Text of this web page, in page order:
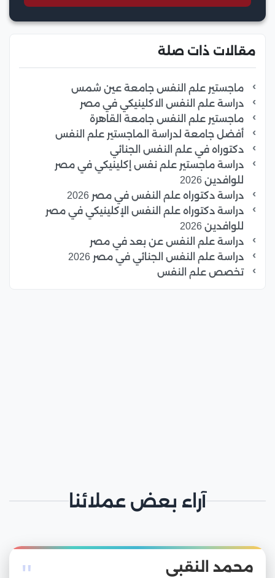
مقالات ذات صلة
ماجستير علم النفس جامعة عين شمس
دراسة علم النفس الاكلينيكي في مصر
ماجستير علم النفس جامعة القاهرة
أفضل جامعة لدراسة الماجستير علم النفس
دكتوراه في علم النفس الجنائي
دراسة ماجستير علم نفس إكلينيكي في مصر
للوافدين 2026
دراسة دكتوراه علم النفس في مصر 2026
دراسة دكتوراه علم النفس الإكلينيكي في مصر
للوافدين 2026
دراسة علم النفس عن بعد في مصر
دراسة علم النفس الجنائي في مصر 2026
تخصص علم النفس
آراء بعض عملائنا
محمد النقبي